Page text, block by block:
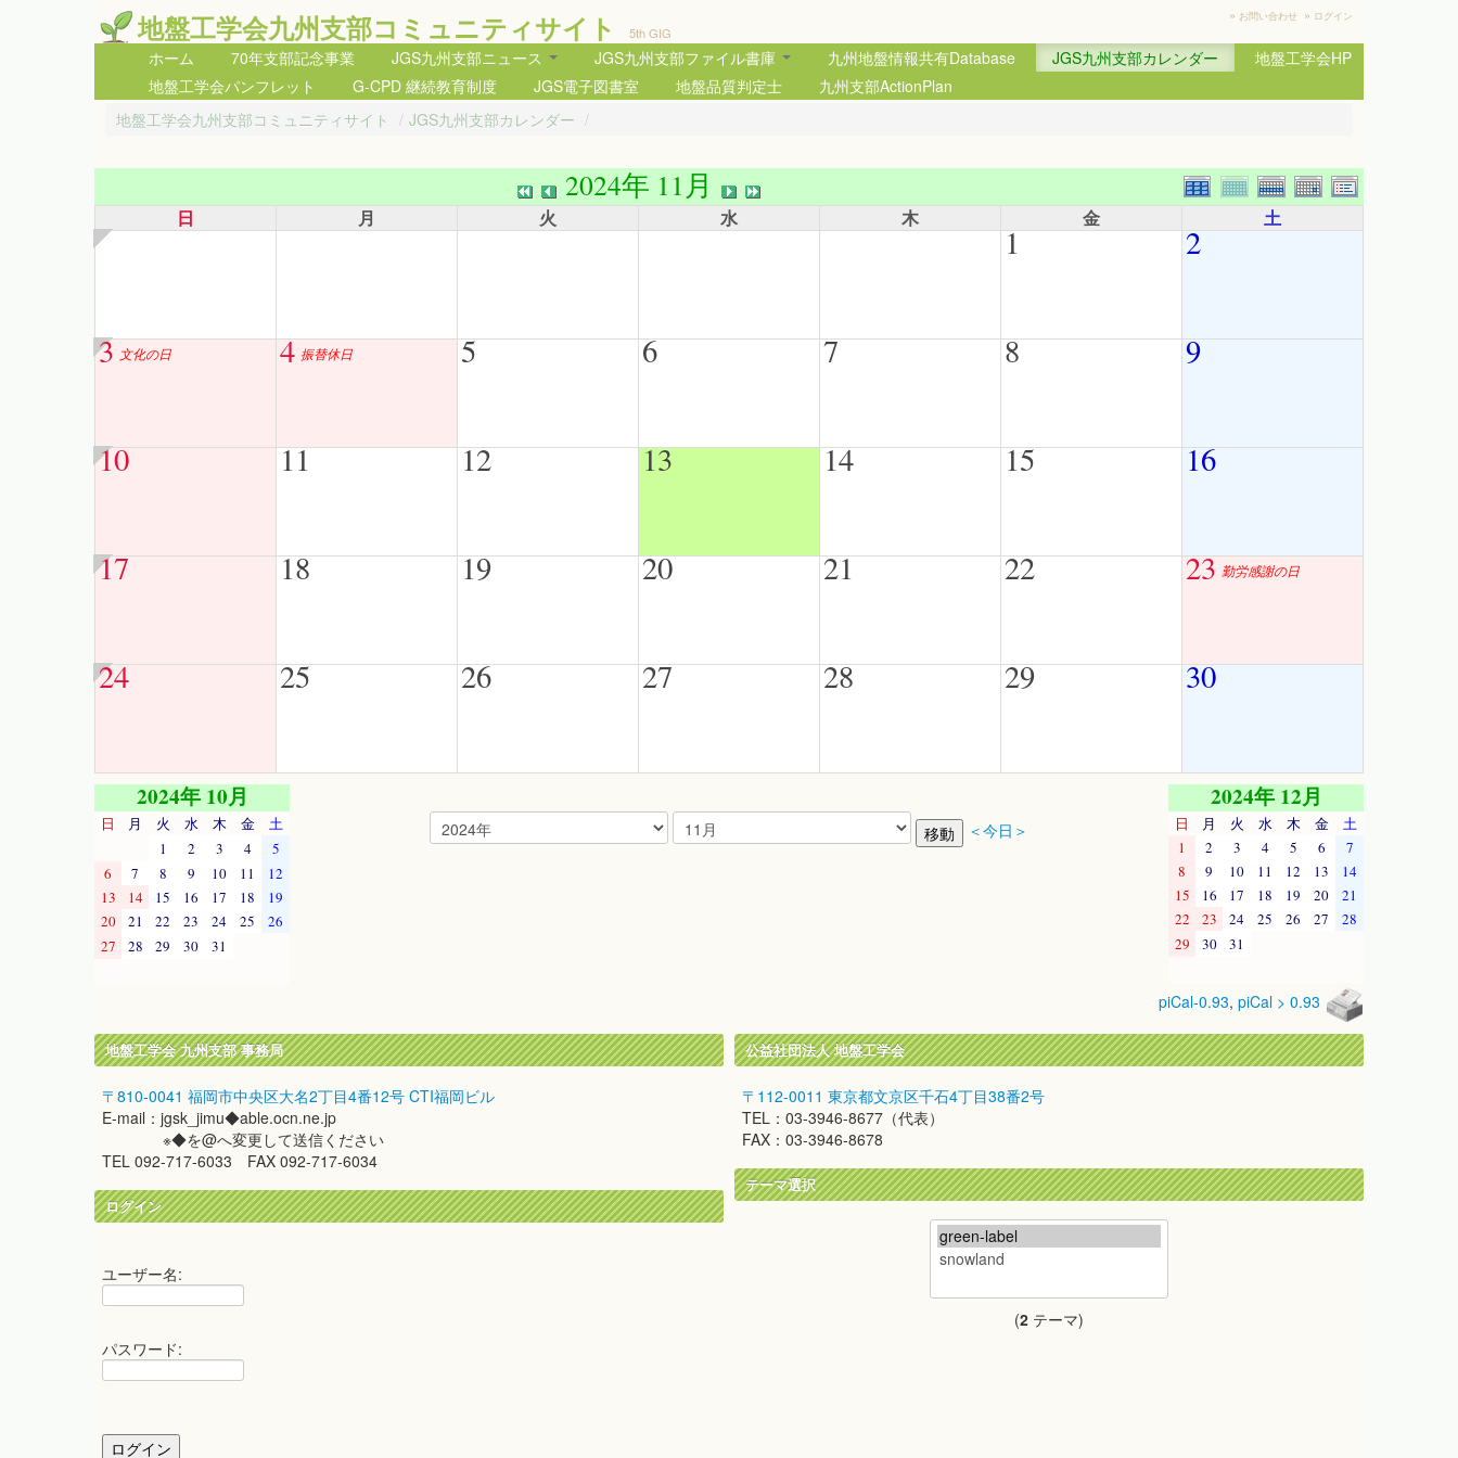
地盤工学会九州支部コミュニティサイト 5th GIG
» お問い合わせ » ログイン
ホーム 70年支部記念事業 JGS九州支部ニュース JGS九州支部ファイル書庫 九州地盤情報共有Database JGS九州支部カレンダー
地盤工学会HP
地盤工学会パンフレット
G-CPD 継続教育制度 JGS電子図書室 地盤品質判定士
九州支部ActionPlan
地盤工学会九州支部コミュニティサイト / JGS九州支部カレンダー /
2024年 11月
日 月 火 水 木 金 土
1 2
3 文化の日 4 振替休日 5 6 7 8 9
10 11 12 13 14 15 16
17 18 19 20 21 22 23 勤労感謝の日
24 25 26 27 28 29 30
＜今日＞
2024年 10月
日 月 火 水 木 金
土
1
2 3 4
5
6
7 8 9 10 11
12
13
14 15 16 17 18
19
20
21 22 23 24 25
26
27
28 29 30 31
2024年 12月
日 月 火 水 木 金
土
1
2 3 4 5 6
7
8
9 10 11 12 13
14
15
16 17 18 19 20
21
22
23 24 25 26 27
28
29
30 31
piCal-0.93, piCal > 0.93
地盤工学会 九州支部 事務局
〒810-0041 福岡市中央区大名2丁目4番12号 CTI福岡ビル
E-mail：jgsk_jimu◆able.ocn.ne.jp
※◆を@へ変更して送信ください
TEL 092-717-6033 FAX 092-717-6034
ログイン
ユーザー名:
パスワード:
公益社団法人 地盤工学会
〒112-0011 東京都文京区千石4丁目38番2号
TEL：03-3946-8677（代表）
FAX：03-3946-8678
テーマ選択
(2 テーマ)